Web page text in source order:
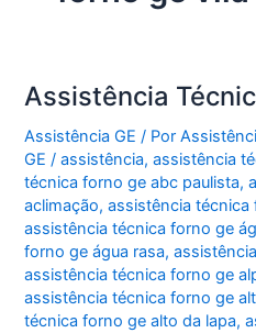
Assistência
Assistência GE / Por
GE/assistência,assistência
técnica forno ge abc paulista,
aclimação,assistência técnica
assistência técnica forno ge
forno ge água rasa,
assistência técnica forno ge
assistência técnica forno ge
técnica forno ge alto da lapa,